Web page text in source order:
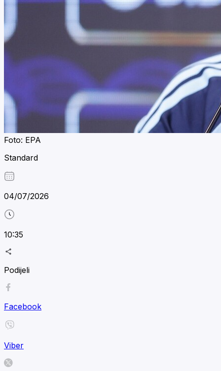
Foto: EPA
Standard
04/07/2026
10:35
Podijeli
Facebook
Viber